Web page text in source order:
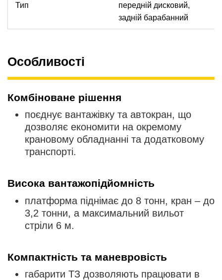
Тип
передній дисковий,
задній барабанний
Особливості
Комбіноване рішення
поєднує вантажівку та автокран, що
дозволяє економити на окремому
крановому обладнанні та додатковому
транспорті.
Висока вантажопідйомність
платформа піднімає до 8 тонн, кран – до
3,2 тонни, а максимальний вильот
стріли 6 м.
Компактність та маневровість
габарити ТЗ дозволяють працювати в